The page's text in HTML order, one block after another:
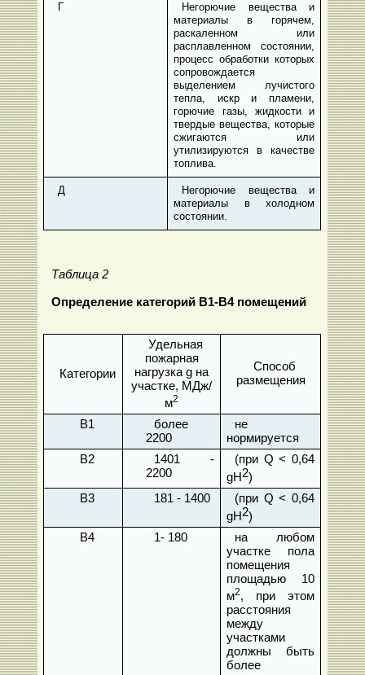
Г
Негорючие вещества и
материалы в горячем,
раскаленном или
расплавленном состоянии,
процесс обработки которых
сопровождается
выделением лучистого
тепла, искр и пламени,
горючие газы, жидкости и
твердые вещества, которые
сжигаются или
утилизируются в качестве
топлива.
Д
Негорючие вещества и
материалы в холодном
состоянии.
Таблица 2
Определение категорий В1-В4 помещений
Категории
Удельная
пожарная
нагрузкаg на
участке, МДж/
м2
Способ
размещения
В1
более
2200
не
нормируется
В2
1401 -
2200
(при Q < 0,64
gH2)
В3
181 - 1400 (при Q < 0,64
gH2)
В4
1- 180
на любом
участке пола
помещения
площадью 10
м2, при этом
расстояния
между
участками
должны быть
более